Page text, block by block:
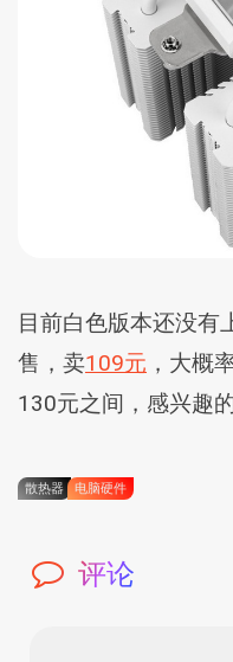
目前白色版本还没有
售，卖109元 ，大概
130元之间，感兴趣
散热器 电脑硬件
评论